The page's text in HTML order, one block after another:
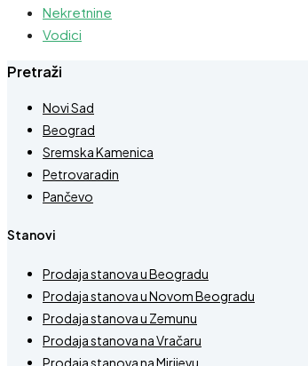
Nekretnine
Vodici
Pretraži
Novi Sad
Beograd
Sremska Kamenica
Petrovaradin
Pančevo
Stanovi
Prodaja stanova u Beogradu
Prodaja stanova u Novom Beogradu
Prodaja stanova u Zemunu
Prodaja stanova na Vračaru
Prodaja stanova na Mirijevu